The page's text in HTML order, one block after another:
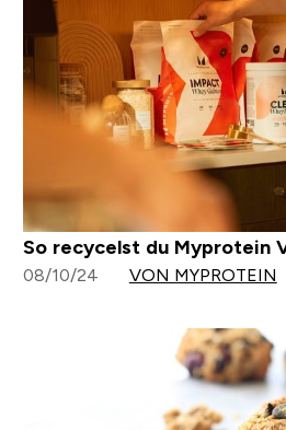
So recycelst du Myprotein
08/10/24 VON MYPROTEIN